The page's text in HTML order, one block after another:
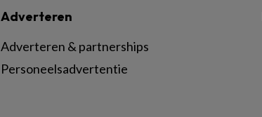
Adverteren
Adverteren & partnerships
Personeelsadvertentie